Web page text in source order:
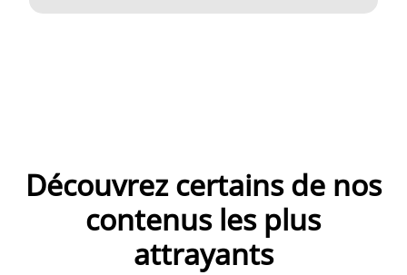
Découvrez certains de nos
contenus les plus
attrayants